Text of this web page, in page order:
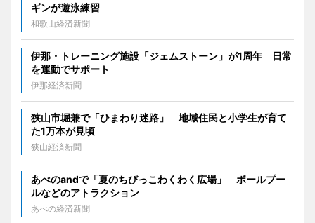
ギンが遊泳練習
和歌山経済新聞
伊那・トレーニング施設「ジェムストーン」が1周年 日常
を運動でサポート
伊那経済新聞
狭山市堀兼で「ひまわり迷路」 地域住民と小学生が育て
た1万本が見頃
狭山経済新聞
あべのandで「夏のちびっこわくわく広場」 ボールプー
ルなどのアトラクション
あべの経済新聞